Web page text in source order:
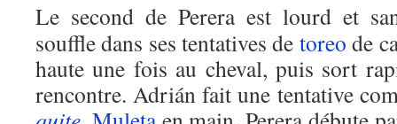
Le second de Perera est lourd et
souffle dans ses tentatives de toreo de
haute une fois au cheval, puis sort
rencontre. Adrián fait une tentative